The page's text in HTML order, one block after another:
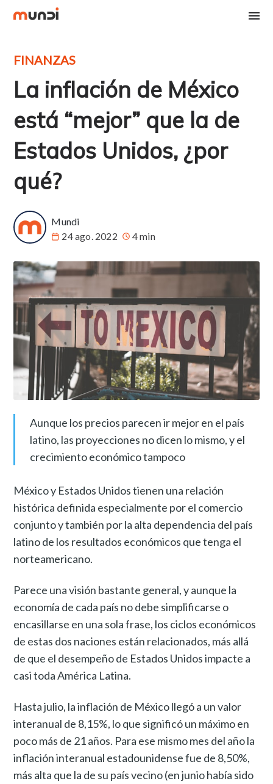
FINANZAS
La inflación de México
está “mejor” que la de
Estados Unidos, ¿por
qué?
Mundi
24 ago. 2022
4 min
Aunque los precios parecen ir mejor en el país
latino, las proyecciones no dicen lo mismo, y el
crecimiento económico tampoco
México y Estados Unidos tienen una relación
histórica definida especialmente por el comercio
conjunto y también por la alta dependencia del país
latino de los resultados económicos que tenga el
norteamericano.
Parece una visión bastante general, y aunque la
economía de cada país no debe simplificarse o
encasillarse en una sola frase, los ciclos económicos
de estas dos naciones están relacionados, más allá
de que el desempeño de Estados Unidos impacte a
casi toda América Latina.
Hasta julio, la inflación de México llegó a un valor
interanual de 8,15%, lo que significó un máximo en
poco más de 21 años. Para ese mismo mes del año la
inflación interanual estadounidense fue de 8,50%,
más alta que la de su país vecino (en junio había sido